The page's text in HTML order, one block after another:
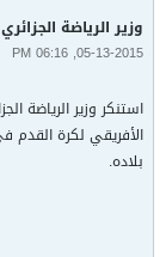
وزير الرياضة
05-13-2015, 06:16 PM
استنكر وزير الرياضة
بلاده.